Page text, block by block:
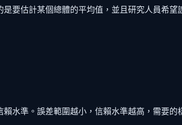
要估計某個總體的平均值，並且研究人員希望
水準。誤差範圍越小，信賴水準越高，需要的